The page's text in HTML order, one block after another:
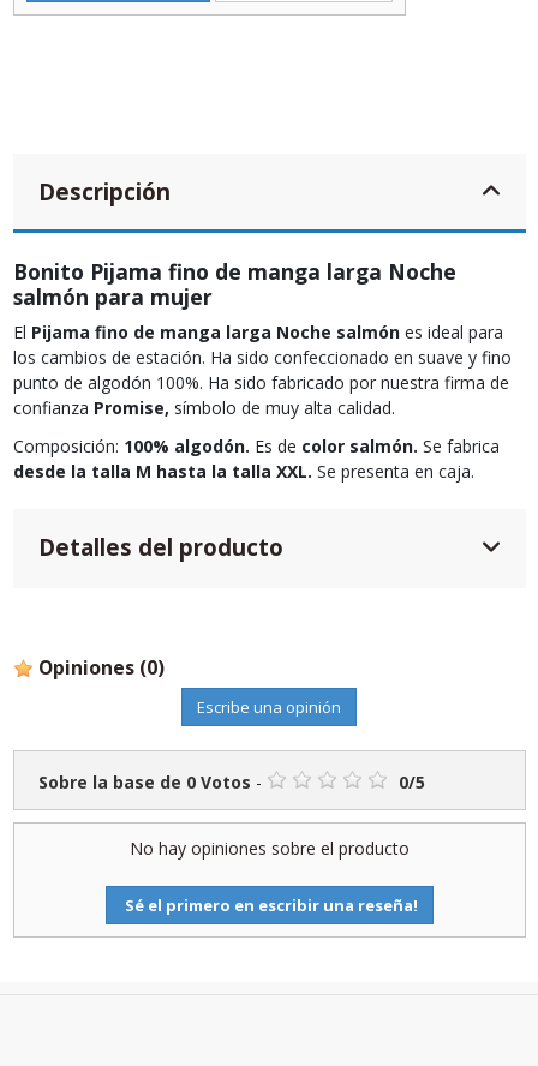
Descripción
Bonito Pijama fino de manga larga Noche
salmón para mujer
El Pijama fino de manga larga Noche salmónes ideal para
los cambios de estación. Ha sido confeccionado en suave y fino
punto de algodón 100%. Ha sido fabricado por nuestra firma de
confianza Promise, símbolo de muy alta calidad.
Composición: 100% algodón. Es de color salmón. Se fabrica
desde la talla M hasta la talla XXL. Se presenta en caja.
Detalles del producto
Opiniones (0)
Escribe una opinión
Sobre la base de 0Votos - 0/5
No hay opiniones sobre el producto
Sé el primero en escribir una reseña!